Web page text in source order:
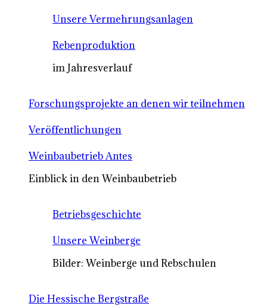
Unsere Vermehrungsanlagen
Rebenproduktion
im Jahresverlauf
Forschungsprojekte an denen wir teilnehmen
Veröffentlichungen
Weinbaubetrieb Antes
Einblick in den Weinbaubetrieb
Betriebsgeschichte
Unsere Weinberge
Bilder: Weinberge und Rebschulen
Die Hessische Bergstraße